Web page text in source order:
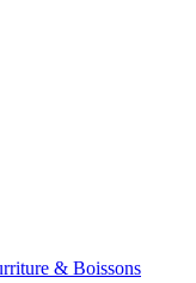
& Boissons